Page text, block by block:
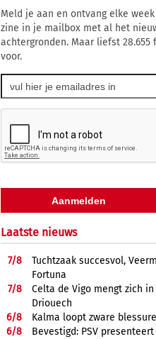
Meld je aan en ontvang elke week
zine in je mailbox met al het
achtergronden. Maar liefst 28.655
voor.
Laatste nieuws
7/8
Tuchtzaak succesvol,
Fortuna
7/8
Celta de Vigo mengt zich
Driouech
6/8
Kalma loopt zware
6/8
Bevestigd: PSV